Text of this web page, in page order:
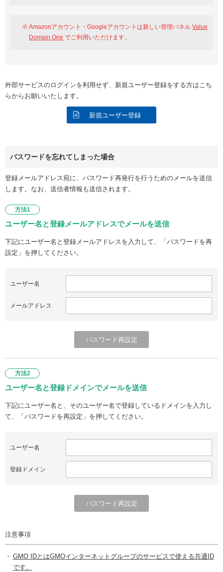
Amazonアカウント・Googleアカウントは新しい管理パネルValue
Domain One でご利用いただけます。
外部サービスのログインを利用せず、新規ユーザー登録をする方はこち
らからお願いいたします。
新規ユーザー登録
パスワードを忘れてしまった場合
登録メールアドレス宛に、パスワード再発行を行うためのメールを送信
します。なお、送信者情報も送信されます。
方法1
ユーザー名と登録メールアドレスでメールを送信
下記にユーザー名と登録メールアドレスを入力して、「パスワードを再
設定」を押してください。
ユーザー名
メールアドレス
方法2
ユーザー名と登録ドメインでメールを送信
下記にユーザー名と、そのユーザー名で登録しているドメインを入力し
て、「パスワードを再設定」を押してください。
ユーザー名
登録ドメイン
注意事項
GMO IDとはGMOインターネットグループのサービスで使える共通ID
です。